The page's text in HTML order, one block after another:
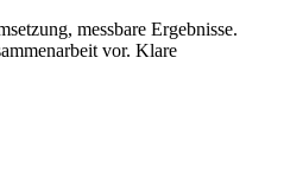
messbare Ergebnisse.
vor. Klare